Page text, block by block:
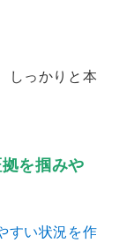
しっかりと本
を掴みや
すい状況を作